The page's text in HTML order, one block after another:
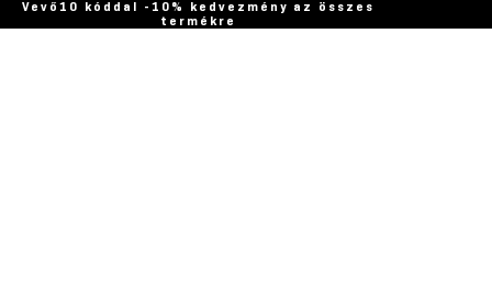
Vevő10 kóddal -10% kedvezmény az összes
termékre